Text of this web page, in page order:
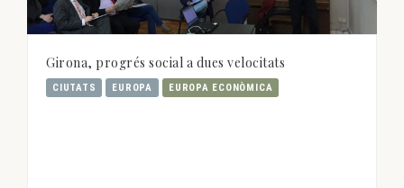
Girona, progrés social a dues velocitats
CIUTATS EUROPA EUROPA ECONÒMICA